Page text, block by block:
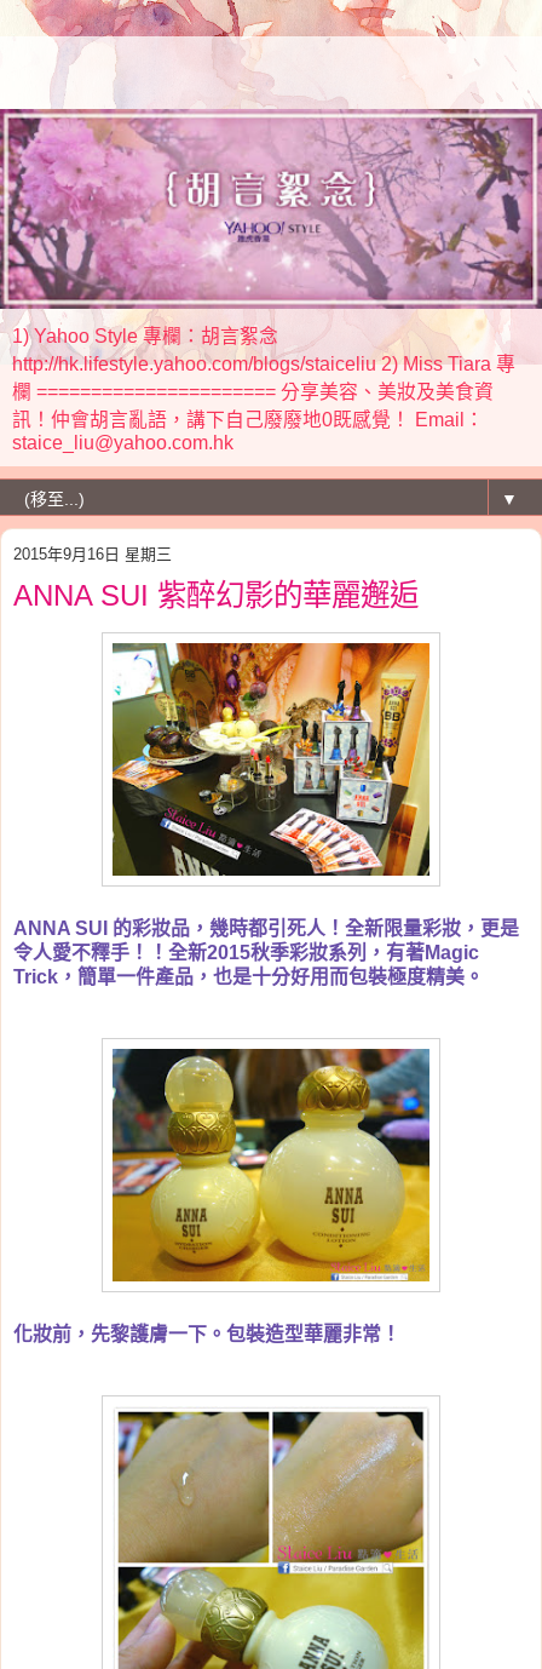
1) Yahoo Style 專欄：胡言絮念
http://hk.lifestyle.yahoo.com/blogs/staiceliu 2) Miss Tiara 專
欄 ====================== 分享美容、美妝及美食資
訊！仲會胡言亂語，講下自己廢廢地0既感覺！ Email：
staice_liu@yahoo.com.hk
▼
2015年9月16日 星期三
ANNA SUI 紫醉幻影的華麗邂逅
ANNA SUI 的彩妝品，幾時都引死人！全新限量彩妝，更是
令人愛不釋手！！全新2015秋季彩妝系列，有著Magic
Trick，簡單一件產品，也是十分好用而包裝極度精美。
化妝前，先黎護膚一下。包裝造型華麗非常！